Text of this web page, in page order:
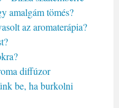
amalgám tömés?
az aromaterápia?
diffúzor
be, ha burkolni